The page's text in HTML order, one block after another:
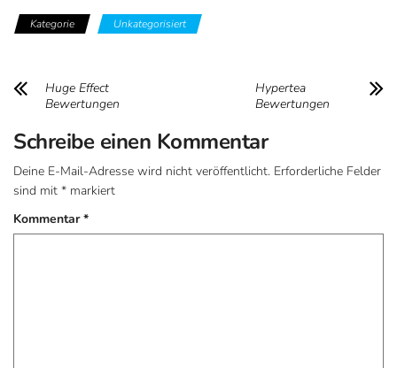
Kategorie Unkategorisiert
Huge Effect
Bewertungen
Hypertea
Bewertungen
Schreibe einen Kommentar
Deine E-Mail-Adresse wird nicht veröffentlicht. Erforderliche Felder
sind mit * markiert
Kommentar*